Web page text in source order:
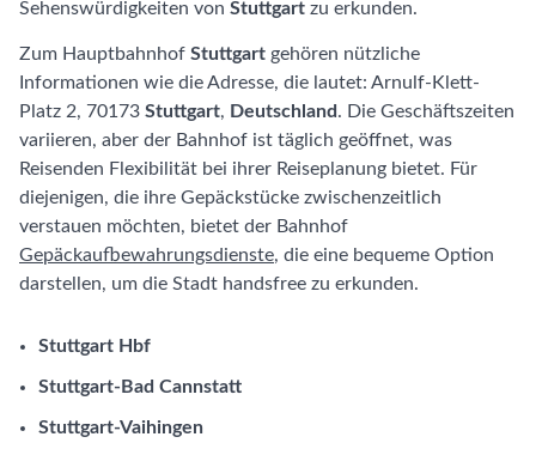
Sehenswürdigkeiten von Stuttgart zu erkunden.
Zum Hauptbahnhof Stuttgart gehören nützliche
Informationen wie die Adresse, die lautet: Arnulf-Klett-
Platz 2, 70173 Stuttgart, Deutschland . Die Geschäftszeiten
variieren, aber der Bahnhof ist täglich geöffnet, was
Reisenden Flexibilität bei ihrer Reiseplanung bietet. Für
diejenigen, die ihre Gepäckstücke zwischenzeitlich
verstauen möchten, bietet der Bahnhof
Gepäckaufbewahrungsdienste, die eine bequeme Option
darstellen, um die Stadt handsfree zu erkunden.
Stuttgart Hbf
Stuttgart-Bad Cannstatt
Stuttgart-Vaihingen